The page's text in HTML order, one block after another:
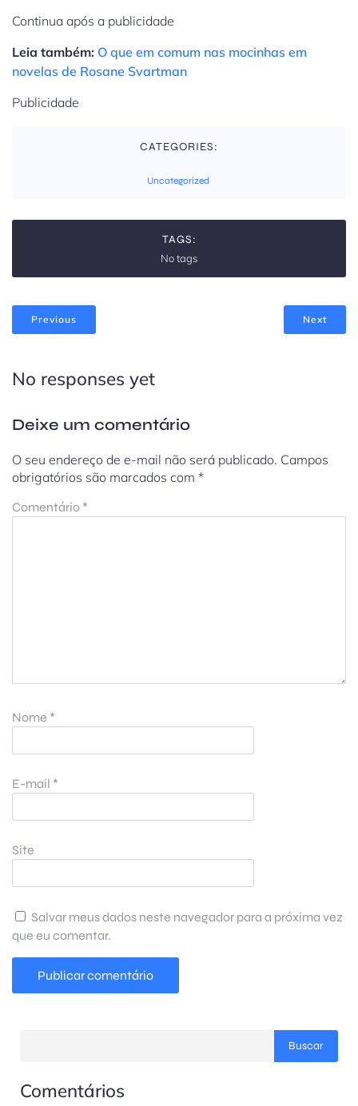
Continua após a publicidade
Leia também: O que em comum nas mocinhas em
novelas de Rosane Svartman
Publicidade
CATEGORIES:
Uncategorized
TAGS:
No tags
Previous Next
No responses yet
Deixe um comentário
O seu endereço de e-mail não será publicado. Campos
obrigatórios são marcados com *
Comentário *
Nome *
E-mail *
Site
Salvar meus dados neste navegador para a próxima vez
que eu comentar.
Buscar
Comentários